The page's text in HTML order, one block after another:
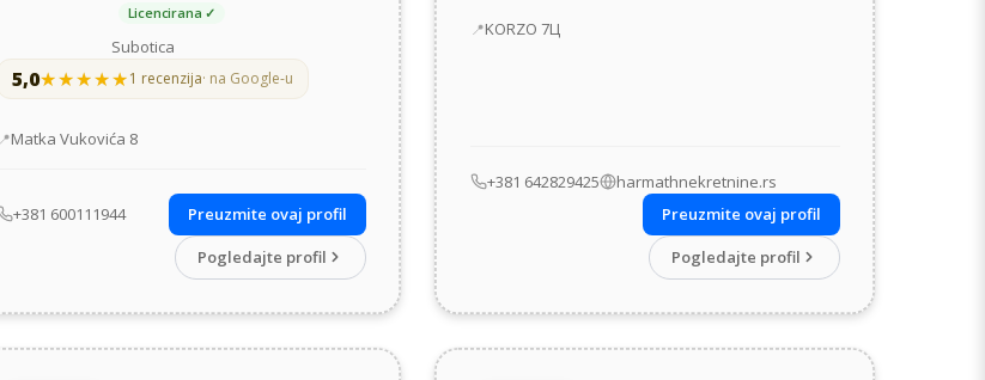
Licencirana ✓
Subotica
5,0★★★★★
★★★★★1 recenzija· na Google-u
Adresa
Matka Vukovića 8
+381 600111944
Preuzmite ovaj profil
Pogledajte profil
Adresa
KORZO 7Ц
+381 642829425
harmathnekretnine.rs
Preuzmite ovaj profil
Pogledajte profil